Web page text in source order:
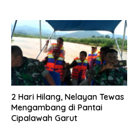
2 Hari Hilang, Nelayan Tewas
Mengambang di Pantai
Cipalawah Garut